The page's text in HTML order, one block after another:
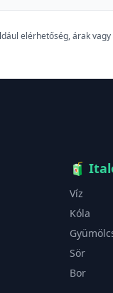
elérhetőség, árak
🧃
Víz
Kóla
Sör
Bor